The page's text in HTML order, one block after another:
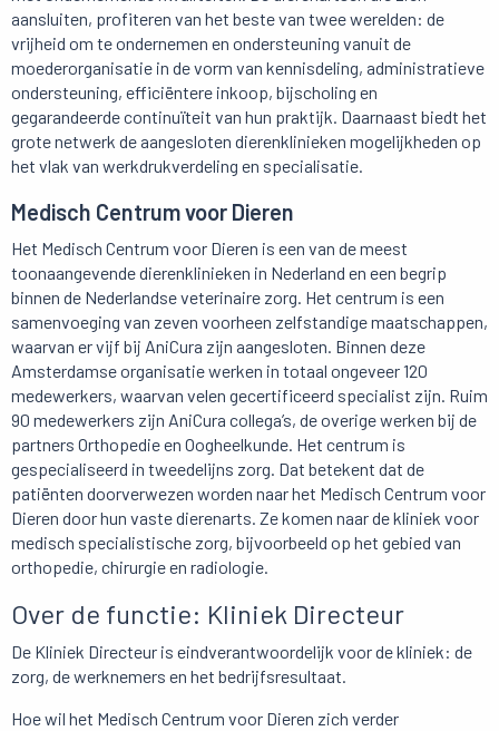
aansluiten, profiteren van het beste van twee werelden: de
vrijheid om te ondernemen en ondersteuning vanuit de
moederorganisatie in de vorm van kennisdeling, administratieve
ondersteuning, efficiëntere inkoop, bijscholing en
gegarandeerde continuïteit van hun praktijk. Daarnaast biedt het
grote netwerk de aangesloten dierenklinieken mogelijkheden op
het vlak van werkdrukverdeling en specialisatie.
Medisch Centrum voor Dieren
Het Medisch Centrum voor Dieren is een van de meest
toonaangevende dierenklinieken in Nederland en een begrip
binnen de Nederlandse veterinaire zorg. Het centrum is een
samenvoeging van zeven voorheen zelfstandige maatschappen,
waarvan er vijf bij AniCura zijn aangesloten. Binnen deze
Amsterdamse organisatie werken in totaal ongeveer 120
medewerkers, waarvan velen gecertificeerd specialist zijn. Ruim
90 medewerkers zijn AniCura collega’s, de overige werken bij de
partners Orthopedie en Oogheelkunde. Het centrum is
gespecialiseerd in tweedelijns zorg. Dat betekent dat de
patiënten doorverwezen worden naar het Medisch Centrum voor
Dieren door hun vaste dierenarts. Ze komen naar de kliniek voor
medisch specialistische zorg, bijvoorbeeld op het gebied van
orthopedie, chirurgie en radiologie.
Over de functie: Kliniek Directeur
De Kliniek Directeur is eindverantwoordelijk voor de kliniek: de
zorg, de werknemers en het bedrijfsresultaat.
Hoe wil het Medisch Centrum voor Dieren zich verder